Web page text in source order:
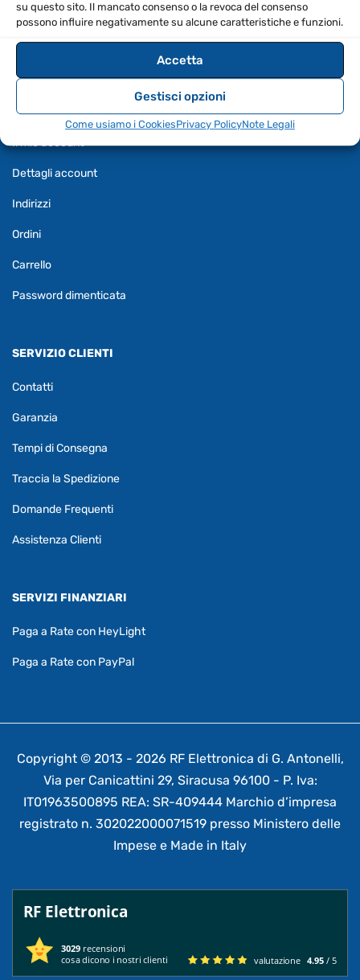
su questo sito. Il mancato consenso o la revoca del consenso
possono influire negativamente su alcune caratteristiche e funzioni.
Accetta
Gestisci opzioni
Come usiamo i CookiesPrivacy PolicyNote Legali
Liberatoria Esp, Banda TX
Note Legali
ACCOUNT
Il mio account
Dettagli account
Indirizzi
Ordini
Carrello
Password dimenticata
SERVIZIO CLIENTI
Contatti
Garanzia
Tempi di Consegna
Traccia la Spedizione
Domande Frequenti
Assistenza Clienti
SERVIZI FINANZIARI
Paga a Rate con HeyLight
Paga a Rate con PayPal
Copyright © 2013 - 2026 RF Elettronica di G. Antonelli,
Via per Canicattini 29, Siracusa 96100 - P. Iva:
IT01963500895 REA: SR-409444 Marchio d’impresa
registrato n. 302022000071519 presso Ministero delle
Impese e Made in Italy
RF Elettronica
3029 recensioni
cosa dicono i nostri clienti valutazione 4.95 / 5